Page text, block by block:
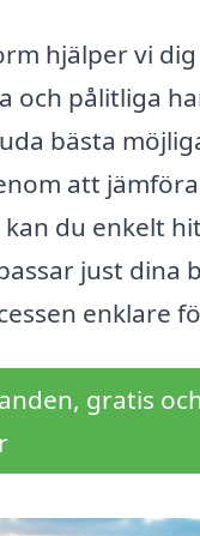
hjälper vi
och pålitliga
bästa
att
du enkelt
just dina
enklare
gratis